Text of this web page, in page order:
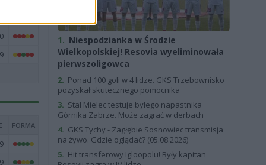
FORMA
1. Niespodzianka w Środzie
Wielkopolskiej! Resovia wyeliminowała
pierwszoligowca
2. Ponad 100 goli w 4 lidze. GKS Trzebownisko
pozyskał skutecznego pomocnika
3. Stal Mielec testuje byłego napastnika
Górnika Zabrze. Może zagrać w derbach
4. GKS Tychy - Zagłębie Sosnowiec transmisja
na żywo. Gdzie oglądać? (05.08.2026)
5. Hit transferowy Igloopolu! Były kapitan